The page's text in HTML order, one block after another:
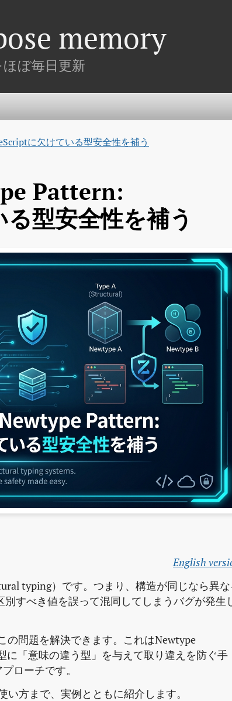
memory
ぼ毎日更新
に欠けている型安全性を補う
Pattern:
型安全性を補う
English
typing）です。つまり、構造が同じなら異
すべき値を誤って混同してしまうバグが発生
の問題を解決できます。これはNewtype
「意味の違う型」を与えて取り違えを防ぐ手
ローチです。
方まで、実例とともに紹介します。